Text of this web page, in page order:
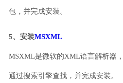
包，并完成安装。
5、安装MSXML
MSXML是微软的XML语言解析器
通过搜索引擎查找，并完成安装。